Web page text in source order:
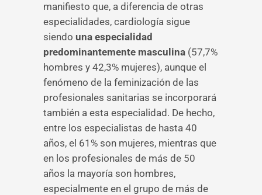
manifiesto que, a diferencia de otras
especialidades, cardiología sigue
siendo una especialidad
predominantemente masculina (57,7%
hombres y 42,3% mujeres), aunque el
fenómeno de la feminización de las
profesionales sanitarias se incorporará
también a esta especialidad. De hecho,
entre los especialistas de hasta 40
años, el 61% son mujeres, mientras que
en los profesionales de más de 50
años la mayoría son hombres,
especialmente en el grupo de más de